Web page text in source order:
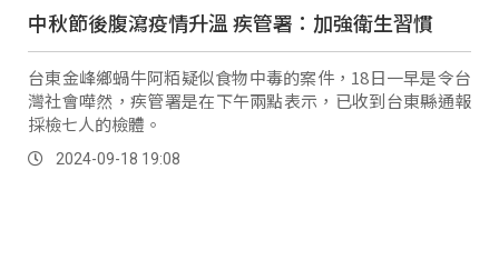
中秋節後腹瀉疫情升溫 疾管署：加強衛生習慣
台東金峰鄉蝸牛阿粨疑似食物中毒的案件，18日一早是令台
灣社會嘩然，疾管署是在下午兩點表示，已收到台東縣通報
採檢七人的檢體。
2024-09-18 19:08